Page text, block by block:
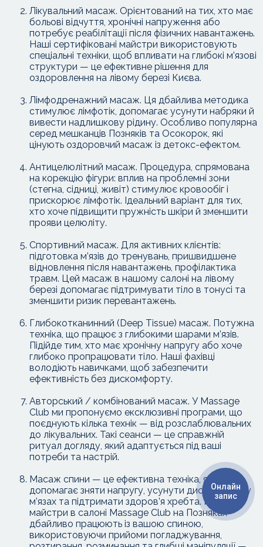
Лікувальний масаж. Орієнтований на тих, хто має
больові відчуття, хронічні напруження або
потребує реабілітації після фізичних навантажень.
Наші сертифіковані майстри використовують
спеціальні техніки, щоб впливати на глибокі м’язові
структури — це ефективне рішення для
оздоровлення на лівому березі Києва.
Лімфодренажний масаж. Ця дбайлива методика
стимулює лімфотік, допомагає усунути набряки й
вивести надлишкову рідину. Особливо популярна
серед мешканців Позняків та Осокорок, які
цінують оздоровчий масаж із детокс-ефектом.
Антицелюлітний масаж. Процедура, спрямована
на корекцію фігури: вплив на проблемні зони
(стегна, сідниці, живіт) стимулює кровообіг і
прискорює лімфотік. Ідеальний варіант для тих,
хто хоче підвищити пружність шкіри й зменшити
прояви целюліту.
Спортивний масаж. Для активних клієнтів:
підготовка м’язів до тренувань, пришвидшене
відновлення після навантажень, профілактика
травм. Цей масаж в нашому салоні на лівому
березі допомагає підтримувати тіло в тонусі та
зменшити ризик перевантажень.
Глибокотканинний (Deep Tissue) масаж. Потужна
техніка, що працює з глибокими шарами м’язів.
Підійде тим, хто має хронічну напругу або хоче
глибоко пропрацювати тіло. Наші фахівці
володіють навичками, щоб забезпечити
ефективність без дискомфорту.
Авторський / комбінований масаж. У Massage
Club ми пропонуємо ексклюзивні програми, що
поєднують кілька технік — від розслаблювальних
до лікувальних. Такі сеанси — це справжній
ритуал догляду, який адаптується під ваші
потреби та настрій.
Масаж спини — це ефективна техніка, яка
допомагає зняти напругу, усунути дискомфорт у
м’язах та підтримати здоров’я хребта. Наші
майстри в салоні Massage Club на Позняках
дбайливо працюють із вашою спиною,
використовуючи прийоми погладжування,
Онлайн
запис